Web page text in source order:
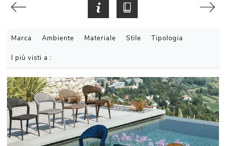
Marca Ambiente Materiale Stile Tipologia
I più visti a :